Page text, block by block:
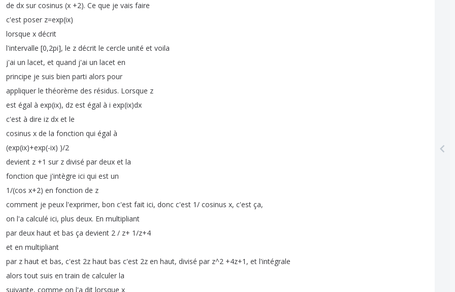
de dx sur cosinus (x +2). Ce que je vais faire
c'est poser z=exp(ix)
lorsque x décrit
l'intervalle [0,2pi], le z décrit le cercle unité et voila
j'ai un lacet, et quand j'ai un lacet en
principe je suis bien parti alors pour
appliquer le théorème des résidus. Lorsque z
est égal à exp(ix), dz est égal à i exp(ix)dx
c'est à dire iz dx et le
cosinus x de la fonction qui égal à
(exp(ix)+exp(-ix) )/2
devient z +1 sur z divisé par deux et la
fonction que j'intègre ici qui est un
1/(cos x+2) en fonction de z
comment je peux l'exprimer, bon c'est fait ici, donc c'est 1/ cosinus x, c'est ça,
on l'a calculé ici, plus deux. En multipliant
par deux haut et bas ça devient 2 / z+ 1/z+4
et en multipliant
par z haut et bas, c'est 2z haut bas c'est 2z en haut, divisé par z^2 +4z+1, et l'intégrale
alors tout suis en train de calculer la
suivante, comme on l'a dit lorsque x